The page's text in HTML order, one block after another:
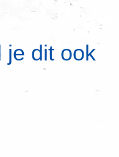
je dit ook